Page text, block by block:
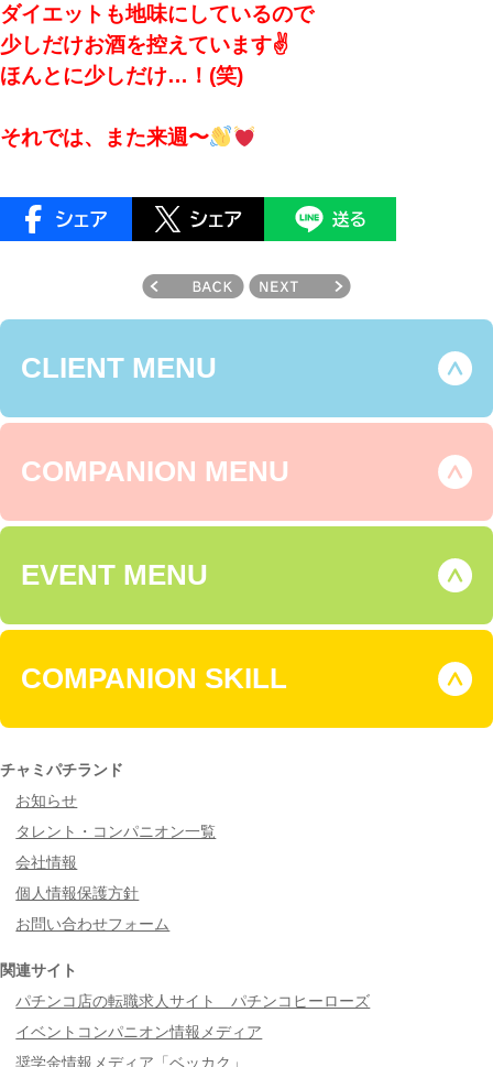
ダイエットも地味にしているので
少しだけお酒を控えています✌️
ほんとに少しだけ…！(笑)
それでは、また来週〜
CLIENT MENU
COMPANION MENU
EVENT MENU
COMPANION SKILL
チャミパチランド
お知らせ
タレント・コンパニオン一覧
会社情報
個人情報保護方針
お問い合わせフォーム
関連サイト
パチンコ店の転職求人サイト パチンコヒーローズ
イベントコンパニオン情報メディア
奨学金情報メディア「ベッカク」